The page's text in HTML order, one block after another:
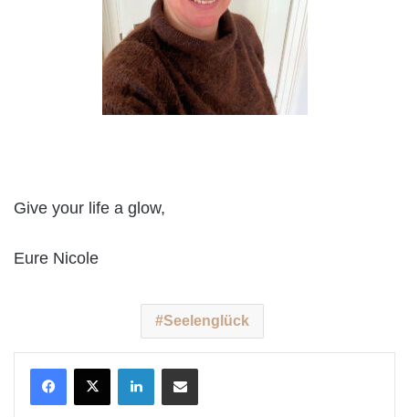
Give your life a glow,
Eure Nicole
Seelenglück